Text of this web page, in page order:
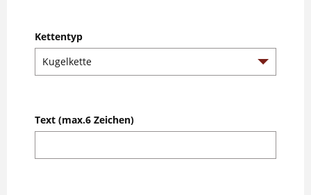
Kettentyp
Text (max.6 Zeichen)